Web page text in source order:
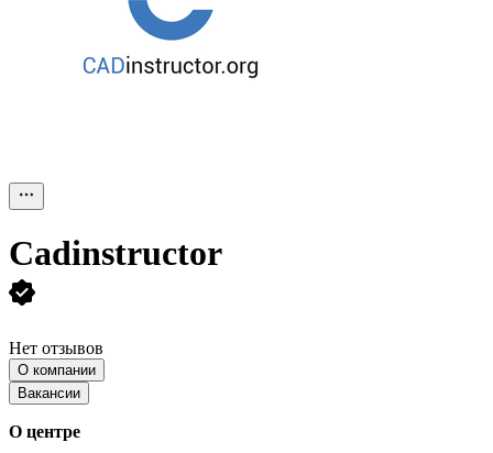
Cadinstructor
Нет отзывов
О компании
Вакансии
О центре